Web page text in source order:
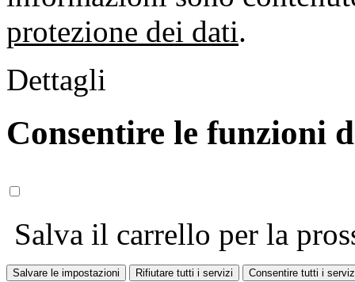
protezione dei dati.
Dettagli
Consentire le funzioni
Salva il carrello per la
Salvare le impostazioni Rifiutare tutti i servizi Consentire tutti i